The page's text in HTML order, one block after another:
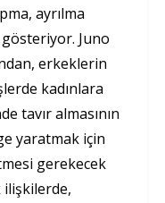
ayrılma
Juno
erkeklerin
kadınlara
tavır almasının
yaratmak için
gerekecek
ilişkilerde,